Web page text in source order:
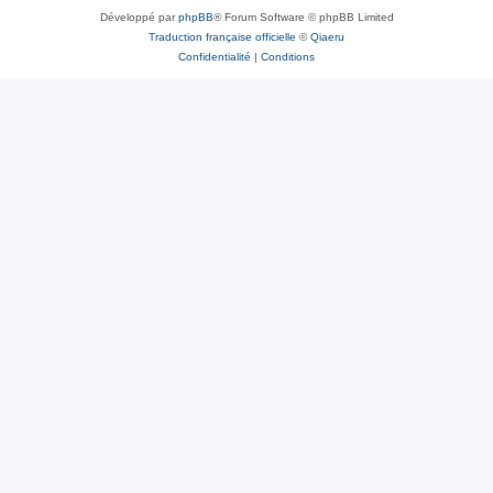
Développé parphpBB® Forum Software © phpBB Limited
Traduction française officielle ©Qiaeru
Confidentialité | Conditions